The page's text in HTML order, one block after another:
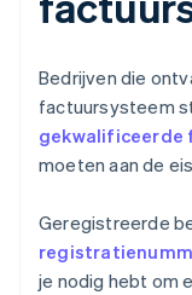
Bedrijven die
factuursysteem
gekwalificeerde
moeten aan de
Geregistreerde
je nodig hebt om